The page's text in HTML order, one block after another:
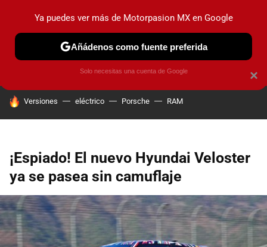
PRUEBAS INDUSTRIA HOY NO CIRCULA
HOY SE HABLA DE
Versiones eléctrico Porsche RAM
¡Espiado! El nuevo Hyundai Veloster
ya se pasea sin camuflaje
×
Ya puedes ver más de Motorpasion MX en Google
Añádenos como fuente preferida
Solo necesitas una cuenta de Google